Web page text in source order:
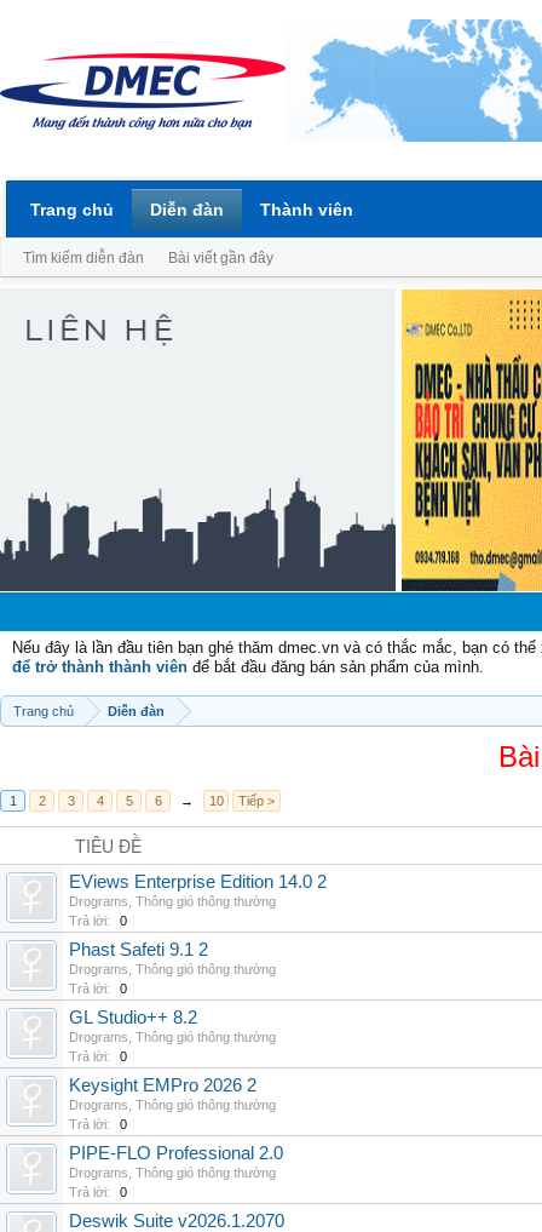
Nếu đây là lần đầu tiên bạn ghé thăm dmec.vn và có thắc mắc, bạn có
để trở thành thành viên để bắt đầu đăng bán sản phẩm của mình.
Trang chủ Diễn đàn
1 2 3 4 5 6 → 10 Tiếp >
TIÊU ĐỀ
EViews Enterprise Edition 14.0 2
Drograms Thông gió thông thường
Trả lời:
0
Phast Safeti 9.1 2
Drograms Thông gió thông thường
Trả lời:
0
GL Studio++ 8.2
Drograms Thông gió thông thường
Trả lời:
0
Keysight EMPro 2026 2
Drograms Thông gió thông thường
Trả lời:
0
PIPE-FLO Professional 2.0
Drograms Thông gió thông thường
Trả lời:
0
Deswik Suite v2026.1.2070
Trang chủ Diễn đàn
Tìm kiếm diễn đàn Bài viết gần đây
Thành viên